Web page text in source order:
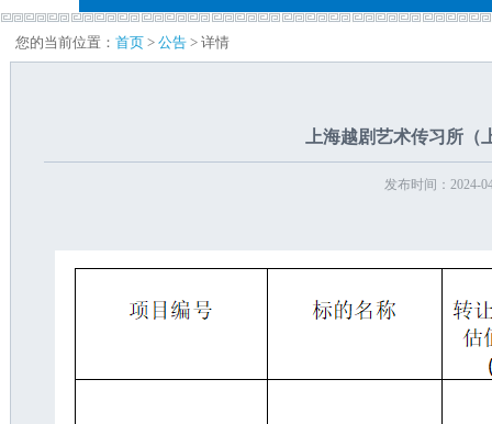
您的当前位置： 首页 > 公告 > 详情
上海越剧艺术传习所
发布时间：2024-